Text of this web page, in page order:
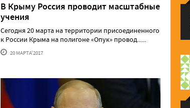
В Крыму Россия проводит масштабные
учения
Сегодня 20 марта на территории присоединенного
к России Крыма на полигоне «Опук» провод......
20 МАРТА'2017